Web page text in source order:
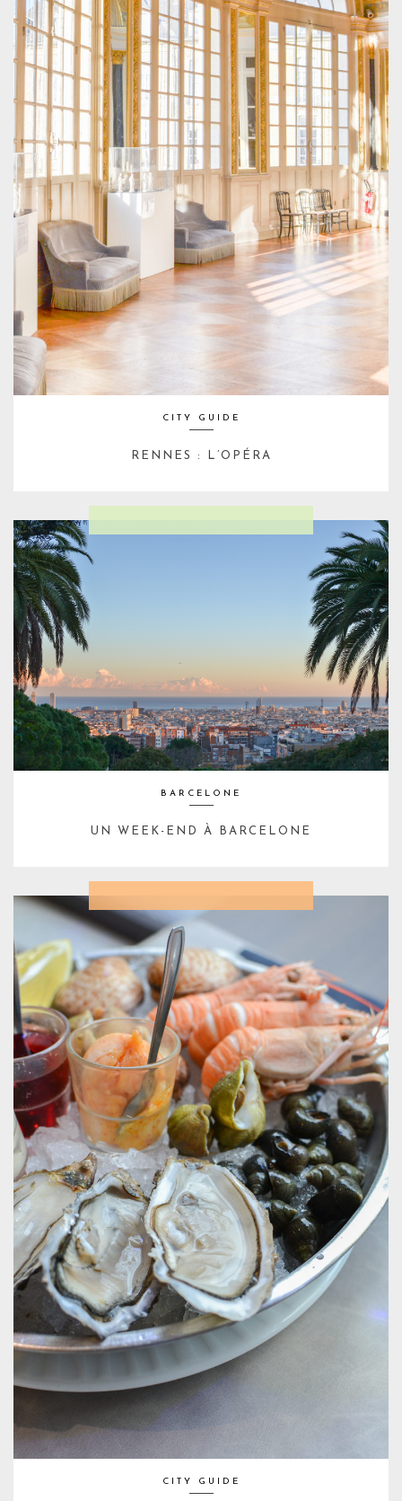
CITY GUIDE
RENNES : L’OPÉRA
BARCELONE
UN WEEK-END À BARCELONE
CITY GUIDE